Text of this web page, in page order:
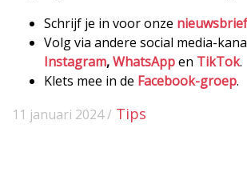
Schrijf je in voor onze nieuwsbrief
Volg via andere social media-
Instagram,WhatsAppen TikTok.
Klets mee in de Facebook-groep.
11 januari 2024 / Tips